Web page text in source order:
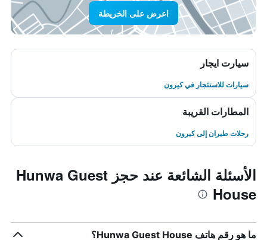
اعرض على الخريطة
سيارت ايجار
سيارات للاستئجار في كيرون
المطارات القريبة
رحلات طيران إلى كيرون
الأسئلة الشائعة عند حجز Hunwa Guest
House
ما هو رقم هاتف Hunwa Guest House؟